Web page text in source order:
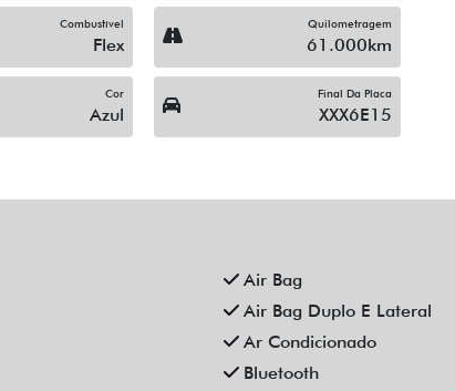
Combustível
Flex
Quilometragem
61.000km
Cor
Azul
Final Da Placa
XXX6E15
Air Bag
Air Bag Duplo E Lateral
Ar Condicionado
Bluetooth